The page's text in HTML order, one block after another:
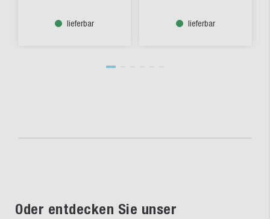
lieferbar lieferbar
Oder entdecken Sie unser